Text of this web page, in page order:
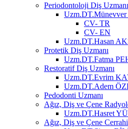
Periodontoloji Diş Uzmanı
CV- TR
CV- EN
Uzm.DT.Hasan
Protetik Diş Uzmanı
Uzm.DT.Fatma
Restoratif Diş Uzmanı
Uzm.DT.Evrim
Uzm.DT.Adem
Pedodonti Uzmanı
Ağız, Diş ve Çene
Uzm.DT.Hasret
Ağız, Diş ve Çene